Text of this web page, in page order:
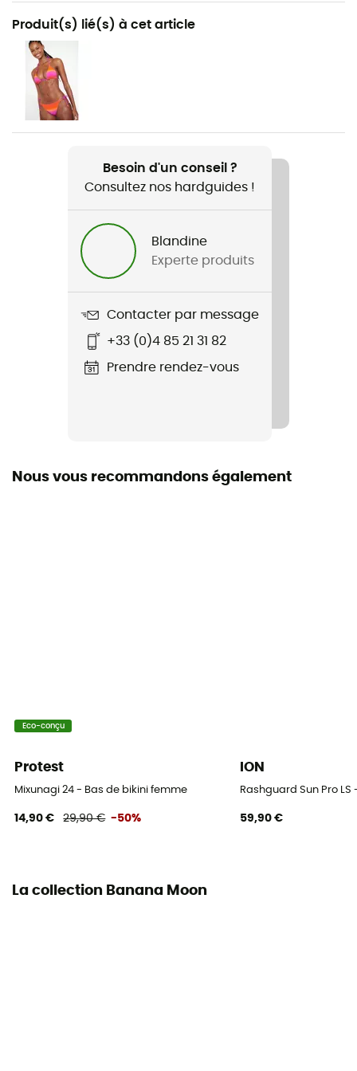
Recommandé pour
Surf / Stand up paddle / Sports nautiques
Genre
Femme
Poids
Nom du produit
Massa Candycrus
[principale] 80 % polyamide 20 % élasthanne,
Produit(s) lié(s) à cet article
Besoin d'un conseil ?
Consultez nos hardguides !
Blandine
Experte produits
Contacter par message
+33 (0)4 85 21 31 82
Prendre rendez-vous
Nous vous recommandons également
Eco-conçu
Protest
Mixunagi 24 - Bas de bikini femme
14,90 € 29,90 € -50%
ION
Rashguard Sun Pro
59,90 €
La collection Banana Moon